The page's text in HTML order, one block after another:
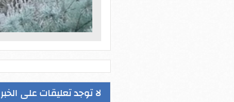
لا توجد تعليقات على الخبر